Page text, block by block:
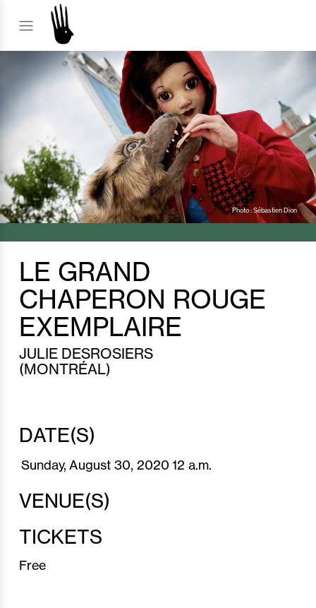
Photo : Sébastien Dion
LE GRAND
CHAPERON ROUGE
EXEMPLAIRE
JULIE DESROSIERS
(MONTRÉAL)
DATE(S)
Sunday, August 30, 2020 12 a.m.
VENUE(S)
TICKETS
Free